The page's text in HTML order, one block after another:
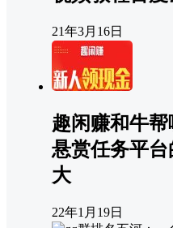
21年3月16日
趣闲赚和牛帮
悬赏任务平
大
22年1月19日